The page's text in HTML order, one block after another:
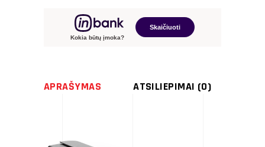
quantity
Kokia būtų įmoka?
Skaičiuoti
APRAŠYMAS ATSILIEPIMAI (0)